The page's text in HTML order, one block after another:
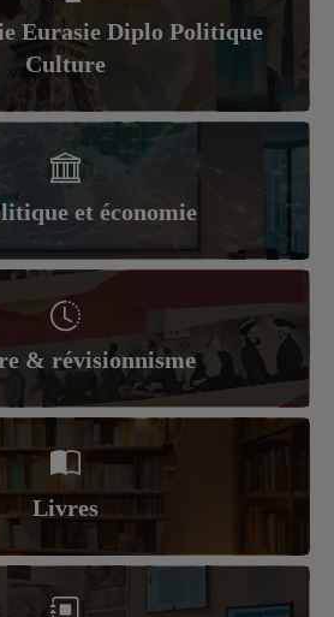
Eurasie Diplo Politique
Culture
et économie
& révisionnisme
Livres